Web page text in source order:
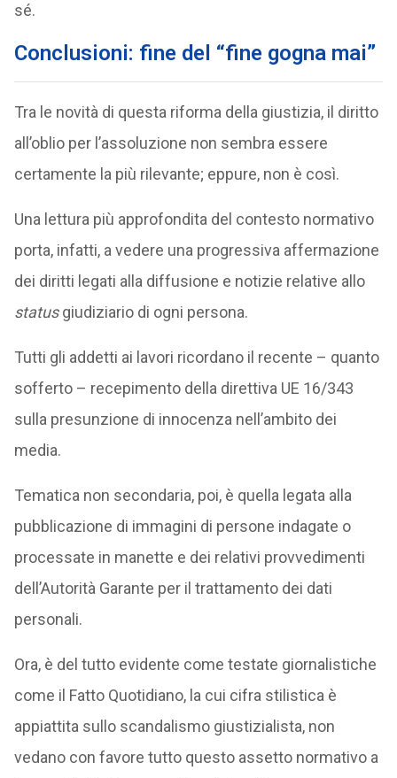
sé.
Conclusioni: fine del “fine gogna mai”
Tra le novità di questa riforma della giustizia, il diritto
all’oblio per l’assoluzione non sembra essere
certamente la più rilevante; eppure, non è così.
Una lettura più approfondita del contesto normativo
porta, infatti, a vedere una progressiva affermazione
dei diritti legati alla diffusione e notizie relative allo
statusgiudiziario di ogni persona.
Tutti gli addetti ai lavori ricordano il recente – quanto
sofferto – recepimento della direttiva UE 16/343
sulla presunzione di innocenza nell’ambito dei
media.
Tematica non secondaria, poi, è quella legata alla
pubblicazione di immagini di persone indagate o
processate in manette e dei relativi provvedimenti
dell’Autorità Garante per il trattamento dei dati
personali.
Ora, è del tutto evidente come testate giornalistiche
come il Fatto Quotidiano, la cui cifra stilistica è
appiattita sullo scandalismo giustizialista, non
vedano con favore tutto questo assetto normativo a